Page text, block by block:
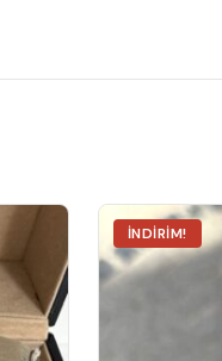
İNDIRIM!